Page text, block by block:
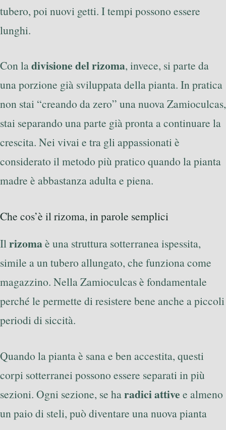
tubero, poi nuovi getti. I tempi possono essere
lunghi.
Con ladivisione del rizoma, invece, si parte da
una porzione già sviluppata della pianta. In pratica
non stai “creando da zero” una nuova Zamioculcas,
stai separando una parte già pronta a continuare la
crescita. Nei vivai e tra gli appassionati è
considerato il metodo più pratico quando la pianta
madre è abbastanza adulta e piena.
Che cos’è il rizoma, in parole semplici
Ilrizomaè una struttura sotterranea ispessita,
simile a un tubero allungato, che funziona come
magazzino. Nella Zamioculcas è fondamentale
perché le permette di resistere bene anche a piccoli
periodi di siccità.
Quando la pianta è sana e ben accestita, questi
corpi sotterranei possono essere separati in più
sezioni. Ogni sezione, se haradici attive e almeno
un paio di steli, può diventare una nuova pianta